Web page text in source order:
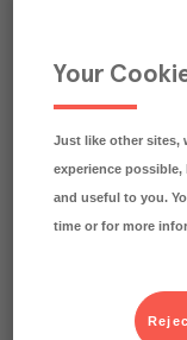
Your
Just like other sites,
experience
and useful to you.
time or for more